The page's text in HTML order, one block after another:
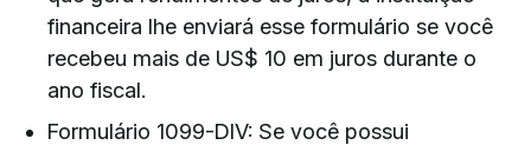
financeira lhe enviará esse formulário se você
recebeu mais de US$ 10 em juros durante o
ano fiscal.
Formulário 1099-DIV: Se você possui